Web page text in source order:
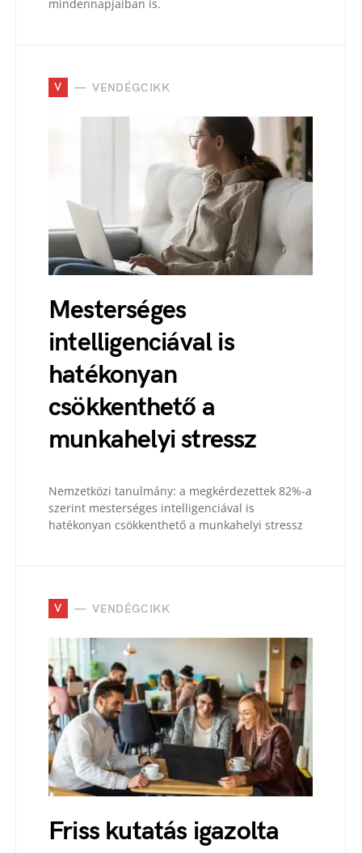
mindennapjaiban is.
V VENDÉGCIKK
Mesterséges
intelligenciával is
hatékonyan
csökkenthető a
munkahelyi stressz
Nemzetközi tanulmány: a megkérdezettek 82%-a
szerint mesterséges intelligenciával is
hatékonyan csökkenthető a munkahelyi stressz
V VENDÉGCIKK
Friss kutatás igazolta